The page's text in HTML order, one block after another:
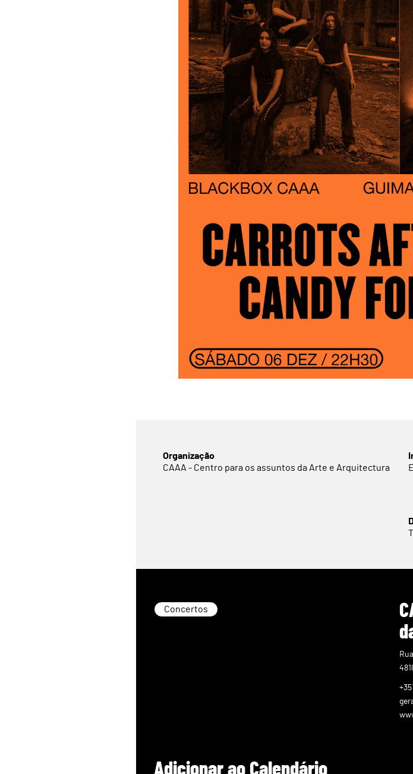
Organização
CAAA - Centro para os assuntos da Arte e Arquitectura
Concertos
Adicionar ao Calendário